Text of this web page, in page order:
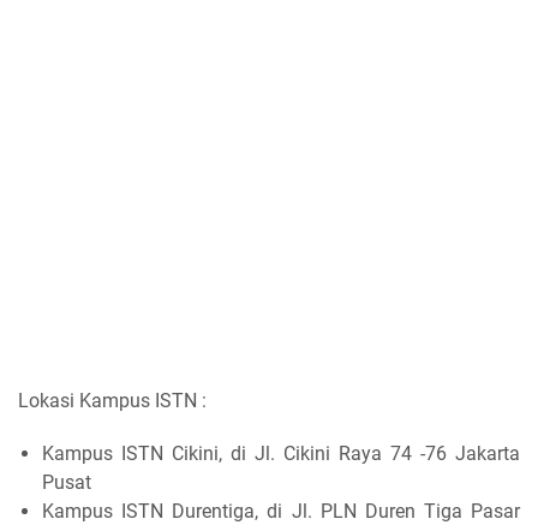
Lokasi Kampus ISTN :
Kampus ISTN Cikini, di Jl. Cikini Raya 74 -76 Jakarta
Pusat
Kampus ISTN Durentiga, di Jl. PLN Duren Tiga Pasar